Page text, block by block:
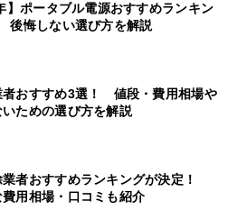
】ポータブル電源おすすめランキン
後悔しない選び方を解説
者おすすめ3選！ 値段・費用相場や
ための選び方を解説
業者おすすめランキングが決定！
用相場・口コミも紹介